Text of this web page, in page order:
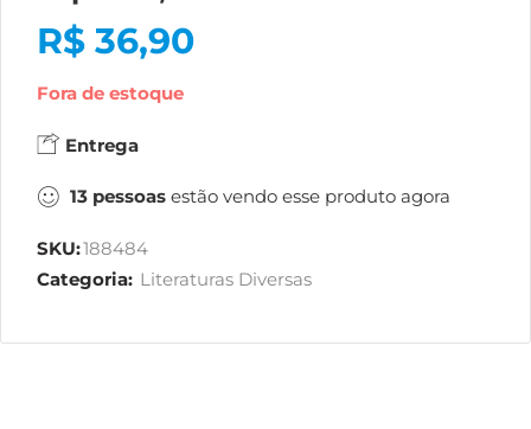
R$ 36,90
Fora de estoque
Entrega
13 pessoas estão vendo esse produto agora
SKU:188484
Categoria: Literaturas Diversas